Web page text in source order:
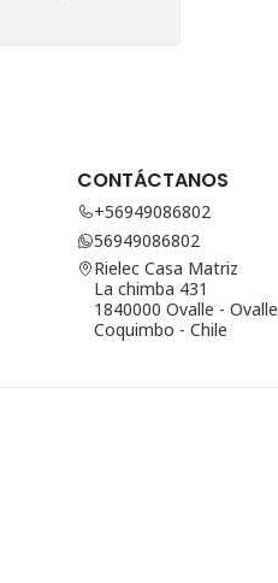
CONTÁCTANOS
+56949086802
56949086802
Rielec Casa Matriz
La chimba 431
1840000 Ovalle - Ovalle
Coquimbo - Chile